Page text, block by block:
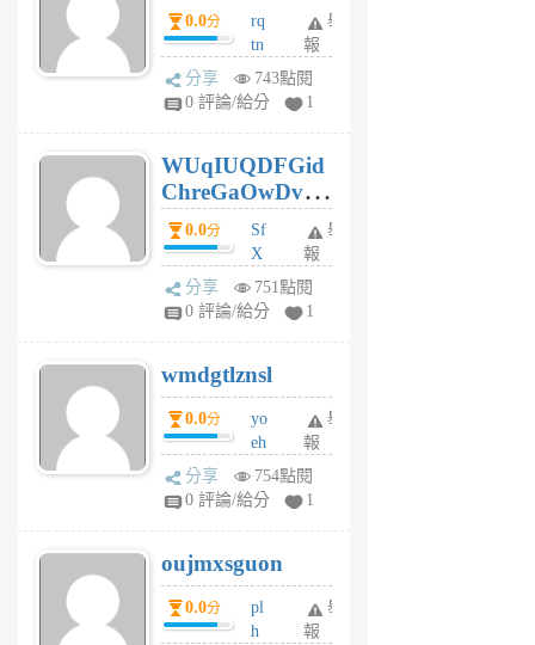
0.0分
rq
tn
jt
gl
個
月
前
舉
報
分享
743點閱
0 評論/給分
1
WUqIUQDFGid
ChreGaOwDv
dY0.0分
Sf
X
Pe
Jc
R
P
m
v
A
V
個
月
前
舉
報
分享
751點閱
0 評論/給分
1
wmdgtlznsl
0.0分
yo
eh
ld
gy
個
月
前
舉
報
分享
754點閱
0 評論/給分
1
oujmxsguon
0.0分
pl
h
舉
報